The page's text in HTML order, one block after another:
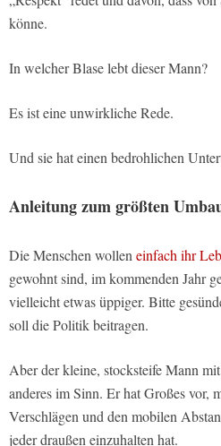
könne.
In welcher Blase lebt dieser Mann?
Es ist eine unwirkliche Rede.
Und sie hat einen bedrohlichen
Anleitung zum größten
Die Menschen wollen einfach ihr
gewohnt sind, im kommenden Jahr
vielleicht etwas üppiger. Bitte
soll die Politik beitragen.
Aber der kleine, stocksteife Mann
anderes im Sinn. Er hat Großes vor,
Verschlägen und den mobilen
jeder draußen einzuhalten hat.